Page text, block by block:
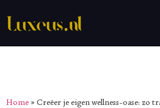
Home » Creëer je eigen wellness-oase: zo